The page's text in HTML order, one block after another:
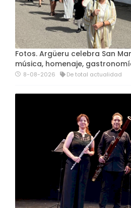
Fotos. Argüeru celebra San
música, homenaje,
8-08-2026 De total actualidad